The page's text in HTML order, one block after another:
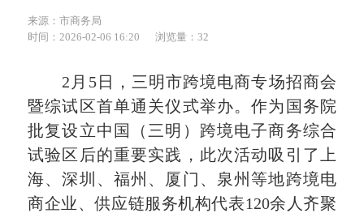
来源：市商务局
时间：2026-02-06 16:20
浏览量：32
2月5日，三明市跨境电商专场招商会
暨综试区首单通关仪式举办。作为国务院
批复设立中国（三明）跨境电子商务综合
试验区后的重要实践，此次活动吸引了上
海、深圳、福州、厦门、泉州等地跨境电
商企业、供应链服务机构代表120余人齐聚